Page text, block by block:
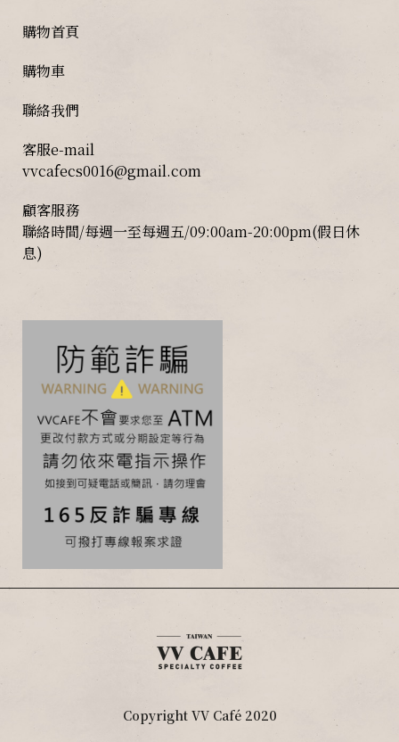
購物首頁
購物車
聯絡我們
客服e-mail
vvcafecs0016@gmail.com
顧客服務
聯絡時間/每週一至每週五/09:00am-20:00pm(假日休
息)
Copyright VV Café 2020